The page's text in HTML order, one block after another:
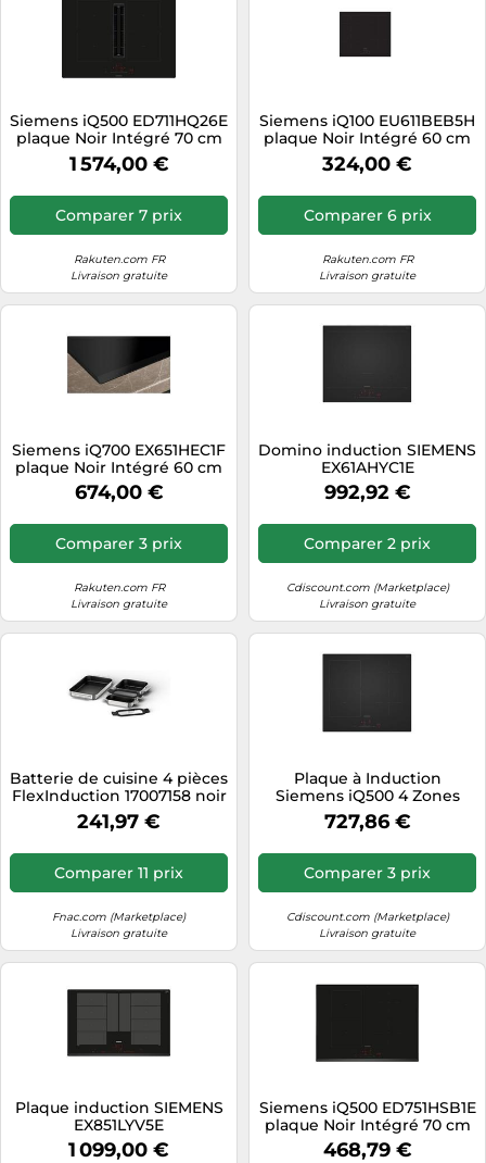
Siemens iQ500 ED711HQ26E
plaque Noir Intégré 70 cm
Plaque avec zone à
induction 4 zone(s) Hotte
1 574,00 €
Comparer 7 prix
Rakuten.com FR
Livraison gratuite
Siemens iQ100 EU611BEB5H
plaque Noir Intégré 60 cm
Plaque avec zone à
induction 4 zone(s)
324,00 €
Comparer 6 prix
Rakuten.com FR
Livraison gratuite
Siemens iQ700 EX651HEC1F
plaque Noir Intégré 60 cm
Plaque avec zone à
induction 4 zone(s)
674,00 €
Comparer 3 prix
Rakuten.com FR
Livraison gratuite
Domino induction SIEMENS
EX61AHYC1E
992,92 €
Comparer 2 prix
Cdiscount.com (Marketplace)
Livraison gratuite
Batterie de cuisine 4 pièces
FlexInduction 17007158 noir
argent
241,97 €
Comparer 11 prix
Fnac.com (Marketplace)
Livraison gratuite
Plaque à Induction
Siemens iQ500 4 Zones
6900W Noir - ED61AHSC1E
727,86 €
Comparer 3 prix
Cdiscount.com (Marketplace)
Livraison gratuite
Plaque induction SIEMENS
EX851LYV5E
1 099,00 €
Siemens iQ500 ED751HSB1E
plaque Noir Intégré 70 cm
Plaque avec zone à
468,79 €